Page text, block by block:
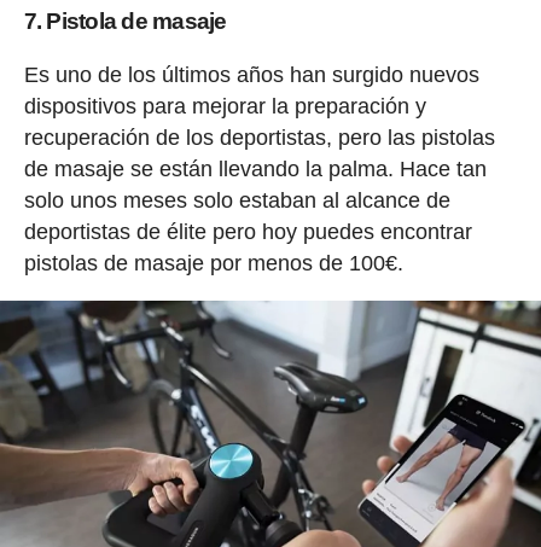
7. Pistola de masaje
Es uno de los últimos años han surgido nuevos
dispositivos para mejorar la preparación y
recuperación de los deportistas, pero las pistolas
de masaje se están llevando la palma. Hace tan
solo unos meses solo estaban al alcance de
deportistas de élite pero hoy puedes encontrar
pistolas de masaje por menos de 100€.